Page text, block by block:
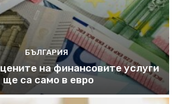
БЪЛГАРИЯ
на финансовите услуги
ще са само в евро